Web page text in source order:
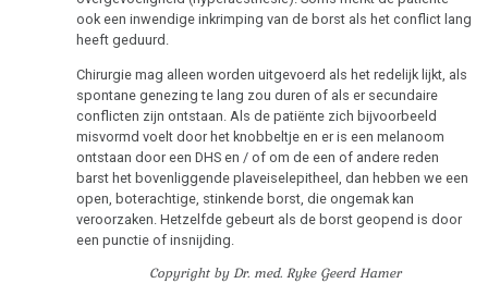
ook een inwendige inkrimping van de borst als het conflict lang
heeft geduurd.
Chirurgie mag alleen worden uitgevoerd als het redelijk lijkt, als
spontane genezing te lang zou duren of als er secundaire
conflicten zijn ontstaan. Als de patiënte zich bijvoorbeeld
misvormd voelt door het knobbeltje en er is een melanoom
ontstaan door een DHS en / of om de een of andere reden
barst het bovenliggende plaveiselepitheel, dan hebben we een
open, boterachtige, stinkende borst, die ongemak kan
veroorzaken. Hetzelfde gebeurt als de borst geopend is door
een punctie of insnijding.
Copyright by Dr. med. Ryke Geerd Hamer